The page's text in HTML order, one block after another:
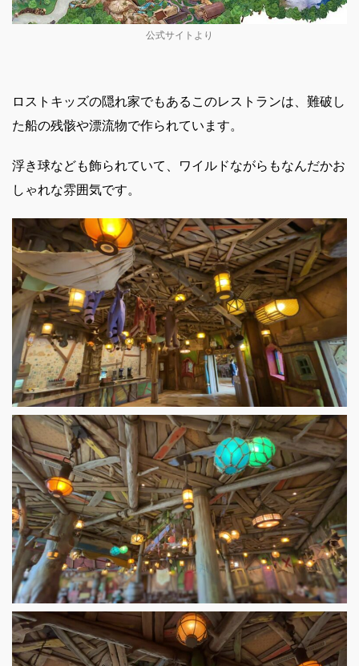
公式サイトより
ロストキッズの隠れ家でもあるこのレストランは、難破し
た船の残骸や漂流物で作られています。
浮き球なども飾られていて、ワイルドながらもなんだかお
しゃれな雰囲気です。